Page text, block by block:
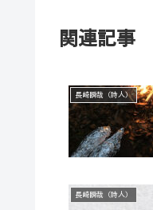
関連記事
長崎瞬哉（詩人）
長崎瞬哉（詩人）